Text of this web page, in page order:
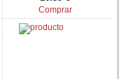
Comprar